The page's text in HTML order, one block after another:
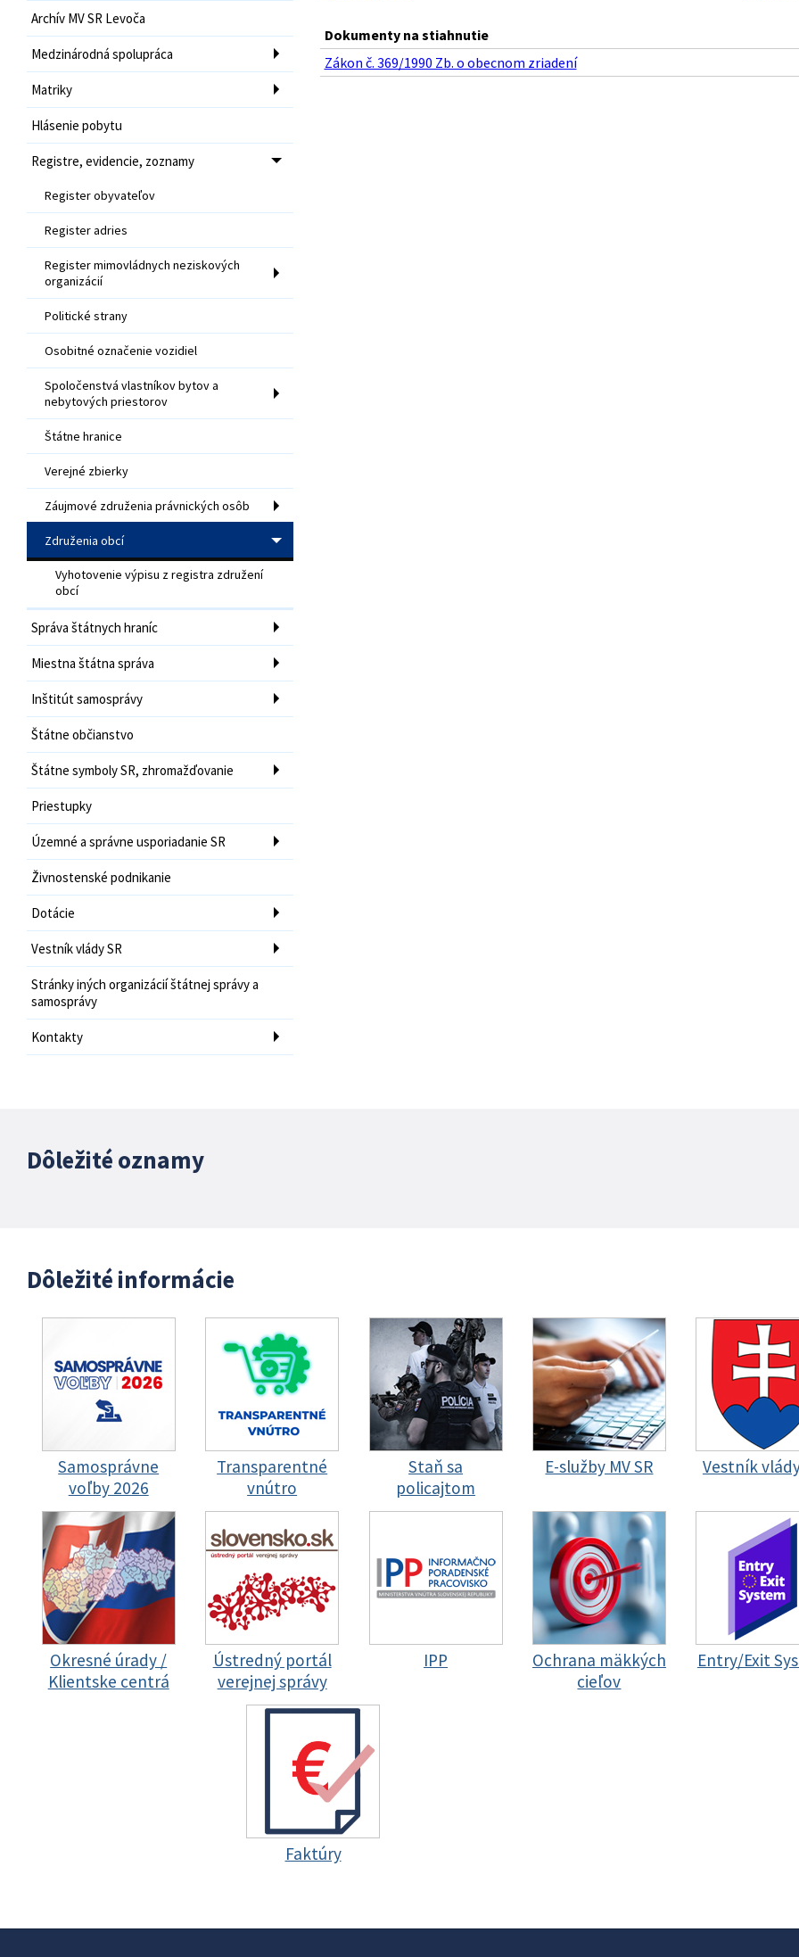
Archív MV SR Levoča
Medzinárodná spolupráca
Matriky
Hlásenie pobytu
Registre, evidencie, zoznamy
Register obyvateľov
Register adries
Register mimovládnych neziskových
organizácií
Politické strany
Osobitné označenie vozidiel
Spoločenstvá vlastníkov bytov a
nebytových priestorov
Štátne hranice
Verejné zbierky
Záujmové združenia právnických osôb
Združenia obcí
Vyhotovenie výpisu z registra združení
obcí
Správa štátnych hraníc
Miestna štátna správa
Inštitút samosprávy
Štátne občianstvo
Štátne symboly SR, zhromažďovanie
Priestupky
Územné a správne usporiadanie SR
Živnostenské podnikanie
Dotácie
Vestník vlády SR
Stránky iných organizácií štátnej správy a
samosprávy
Kontakty
Dokumenty na stiahnutie
Zákon č. 369/1990 Zb. o obecnom zriadení
Dôležité oznamy
Dôležité informácie
Samosprávne
voľby 2026
Transparentné
vnútro
Staň sa
policajtom
E-služby MV SR Vestník
Okresné úrady /
Klientske centrá
Ústredný portál
verejnej správy
IPP
Ochrana mäkkých
cieľov
Entry/Exit
Faktúry